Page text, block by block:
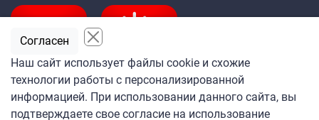
Подпишитесь
на ежедневную рассылку
Наш сайт использует файлы cookie и схожие
технологии работы с персонализированной
информацией. При использовании данного сайта, вы
подтверждаете свое согласие на использование
Согласен